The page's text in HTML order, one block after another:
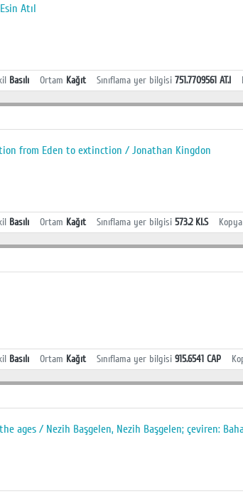
Atıl
Basılı Ortam Kağıt Sınıflama yer bilgisi 751.7709561 AT.I
from Eden to extinction / Jonathan Kingdon
Basılı Ortam Kağıt Sınıflama yer bilgisi 573.2 KI.S Kopya
Basılı Ortam Kağıt Sınıflama yer bilgisi 915.6541 CAP
ages / Nezih Başgelen, Nezih Başgelen; çeviren: